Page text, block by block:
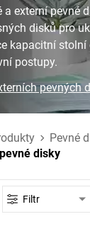
externí pevné
disků pro
kapacitní stolní
postupy.
pevných
Pevné
disky
Filtr